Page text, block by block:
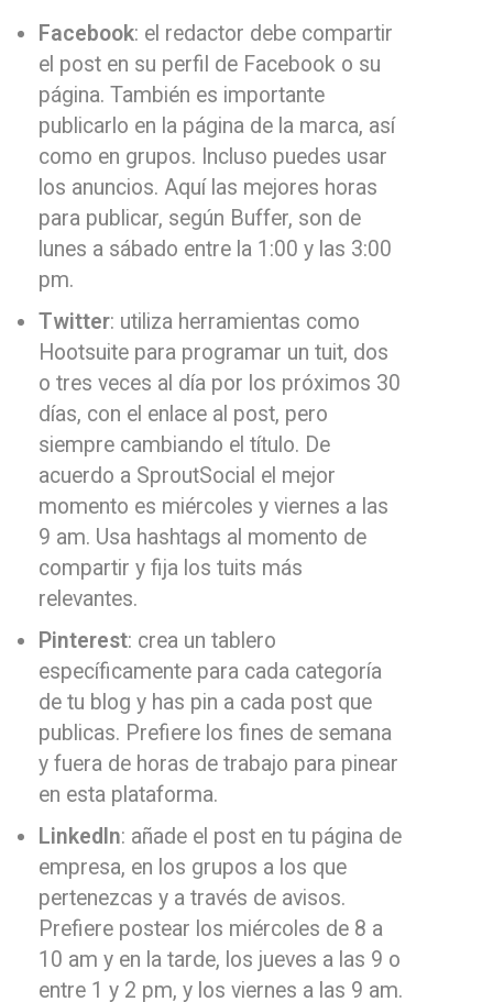
Facebook: el redactor debe compartir
el post en su perfil de Facebook o su
página. También es importante
publicarlo en la página de la marca, así
como en grupos. Incluso puedes usar
los anuncios. Aquí las mejores horas
para publicar, según Buffer, son de
lunes a sábado entre la 1:00 y las 3:00
pm.
Twitter: utiliza herramientas como
Hootsuite para programar un tuit, dos
o tres veces al día por los próximos 30
días, con el enlace al post, pero
siempre cambiando el título. De
acuerdo a SproutSocial el mejor
momento es miércoles y viernes a las
9 am. Usa hashtags al momento de
compartir y fija los tuits más
relevantes.
Pinterest: crea un tablero
específicamente para cada categoría
de tu blog y has pin a cada post que
publicas. Prefiere los fines de semana
y fuera de horas de trabajo para pinear
en esta plataforma.
Linkedln: añade el post en tu página de
empresa, en los grupos a los que
pertenezcas y a través de avisos.
Prefiere postear los miércoles de 8 a
10 am y en la tarde, los jueves a las 9 o
entre 1 y 2 pm, y los viernes a las 9 am.